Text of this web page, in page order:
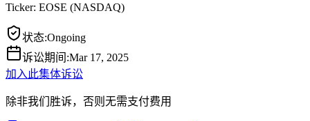
Ticker: EOSE (NASDAQ)
状态:Ongoing
诉讼期间 :Mar 17, 2025
加入此集体诉讼
除非我们胜诉，否则无需支付费用